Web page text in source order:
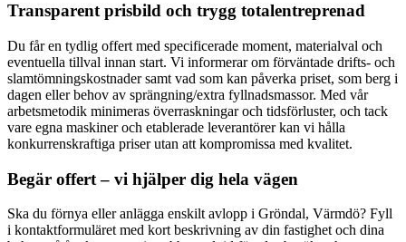
Transparent prisbild och trygg totalentreprenad
Du får en tydlig offert med specificerade moment, materialval och
eventuella tillval innan start. Vi informerar om förväntade drifts- och
slamtömningskostnader samt vad som kan påverka priset, som berg i
dagen eller behov av sprängning/extra fyllnadsmassor. Med vår
arbetsmetodik minimeras överraskningar och tidsförluster, och tack
vare egna maskiner och etablerade leverantörer kan vi hålla
konkurrenskraftiga priser utan att kompromissa med kvalitet.
Begär offert – vi hjälper dig hela vägen
Ska du förnya eller anlägga enskilt avlopp i Gröndal, Värmdö? Fyll
i kontaktformuläret med kort beskrivning av din fastighet och dina